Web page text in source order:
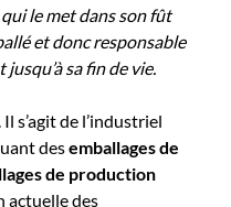
le met dans son fût
et donc responsable
sa fin de vie.
Il s’agit de l’industriel
des emballagesde
de production
actuelle des